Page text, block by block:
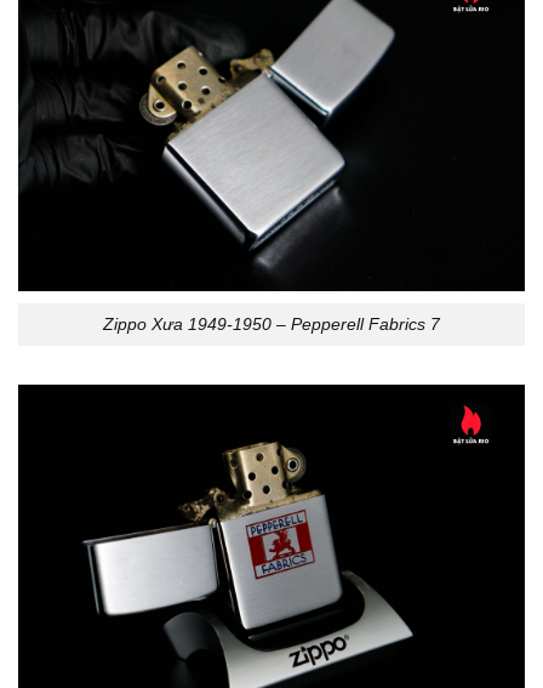
Zippo Xưa 1949-1950 – Pepperell Fabrics 7